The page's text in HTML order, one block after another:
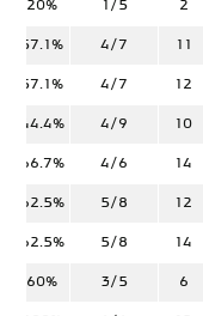
2
1/5
20%
11
4/7
57.1%
12
4/7
57.1%
10
4/9
44.4%
14
4/6
66.7%
12
5/8
62.5%
14
5/8
62.5%
6
3/5
60%